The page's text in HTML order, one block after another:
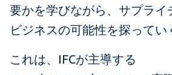
要かを学びながら、サプライ
ビジネスの可能性を探ってい
これは、IFCが主導する